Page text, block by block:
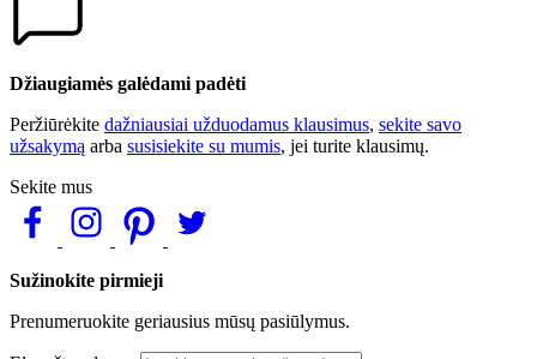
Džiaugiamės galėdami padėti
Peržiūrėkite dažniausiai užduodamus klausimus, sekite savo
užsakymą arba susisiekite su mumis, jei turite klausimų.
Sekite mus
Sužinokite pirmieji
Prenumeruokite geriausius mūsų pasiūlymus.